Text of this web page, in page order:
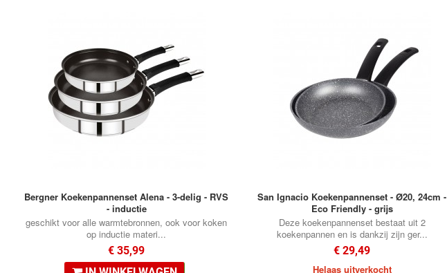
Bergner Koekenpannenset Alena - 3-delig - RVS
- inductie
geschikt voor alle warmtebronnen, ook voor koken
op inductie materi...
€ 35,99
San Ignacio Koekenpannenset - Ø20, 24cm -
Eco Friendly - grijs
Deze koekenpannenset bestaat uit 2
koekenpannen en is dankzij zijn ger...
€ 29,49
Helaas uitverkocht